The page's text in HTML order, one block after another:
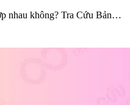
nhau không? Tra Cứu Bản…